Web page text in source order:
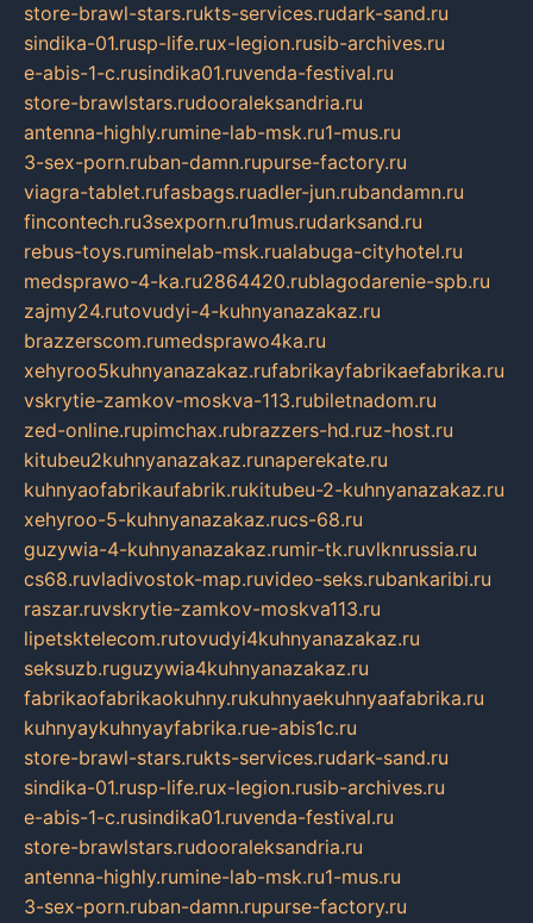
store-brawl-stars.rukts-services.rudark-sand.ru
sindika-01.rusp-life.rux-legion.rusib-archives.ru
e-abis-1-c.rusindika01.ruvenda-festival.ru
store-brawlstars.rudooraleksandria.ru
antenna-highly.rumine-lab-msk.ru1-mus.ru
3-sex-porn.ruban-damn.rupurse-factory.ru
viagra-tablet.rufasbags.ruadler-jun.rubandamn.ru
fincontech.ru3sexporn.ru1mus.rudarksand.ru
rebus-toys.ruminelab-msk.rualabuga-cityhotel.ru
medsprawo-4-ka.ru2864420.rublagodarenie-spb.ru
zajmy24.rutovudyi-4-kuhnyanazakaz.ru
brazzerscom.rumedsprawo4ka.ru
xehyroo5kuhnyanazakaz.rufabrikayfabrikaefabrika.ru
vskrytie-zamkov-moskva-113.rubiletnadom.ru
zed-online.rupimchax.rubrazzers-hd.ruz-host.ru
kitubeu2kuhnyanazakaz.runaperekate.ru
kuhnyaofabrikaufabrik.rukitubeu-2-kuhnyanazakaz.ru
xehyroo-5-kuhnyanazakaz.rucs-68.ru
guzywia-4-kuhnyanazakaz.rumir-tk.ruvlknrussia.ru
cs68.ruvladivostok-map.ruvideo-seks.rubankaribi.ru
raszar.ruvskrytie-zamkov-moskva113.ru
lipetsktelecom.rutovudyi4kuhnyanazakaz.ru
seksuzb.ruguzywia4kuhnyanazakaz.ru
fabrikaofabrikaokuhny.rukuhnyaekuhnyaafabrika.ru
kuhnyaykuhnyayfabrika.rue-abis1c.ru
store-brawl-stars.rukts-services.rudark-sand.ru
sindika-01.rusp-life.rux-legion.rusib-archives.ru
e-abis-1-c.rusindika01.ruvenda-festival.ru
store-brawlstars.rudooraleksandria.ru
antenna-highly.rumine-lab-msk.ru1-mus.ru
3-sex-porn.ruban-damn.rupurse-factory.ru